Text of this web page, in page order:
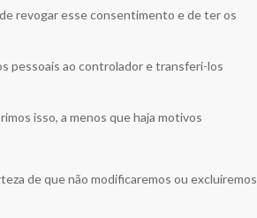
revogar esse consentimento e de ter os
pessoais ao controlador e transferi-los
isso, a menos que haja motivos
de que não modificaremos ou excluiremos